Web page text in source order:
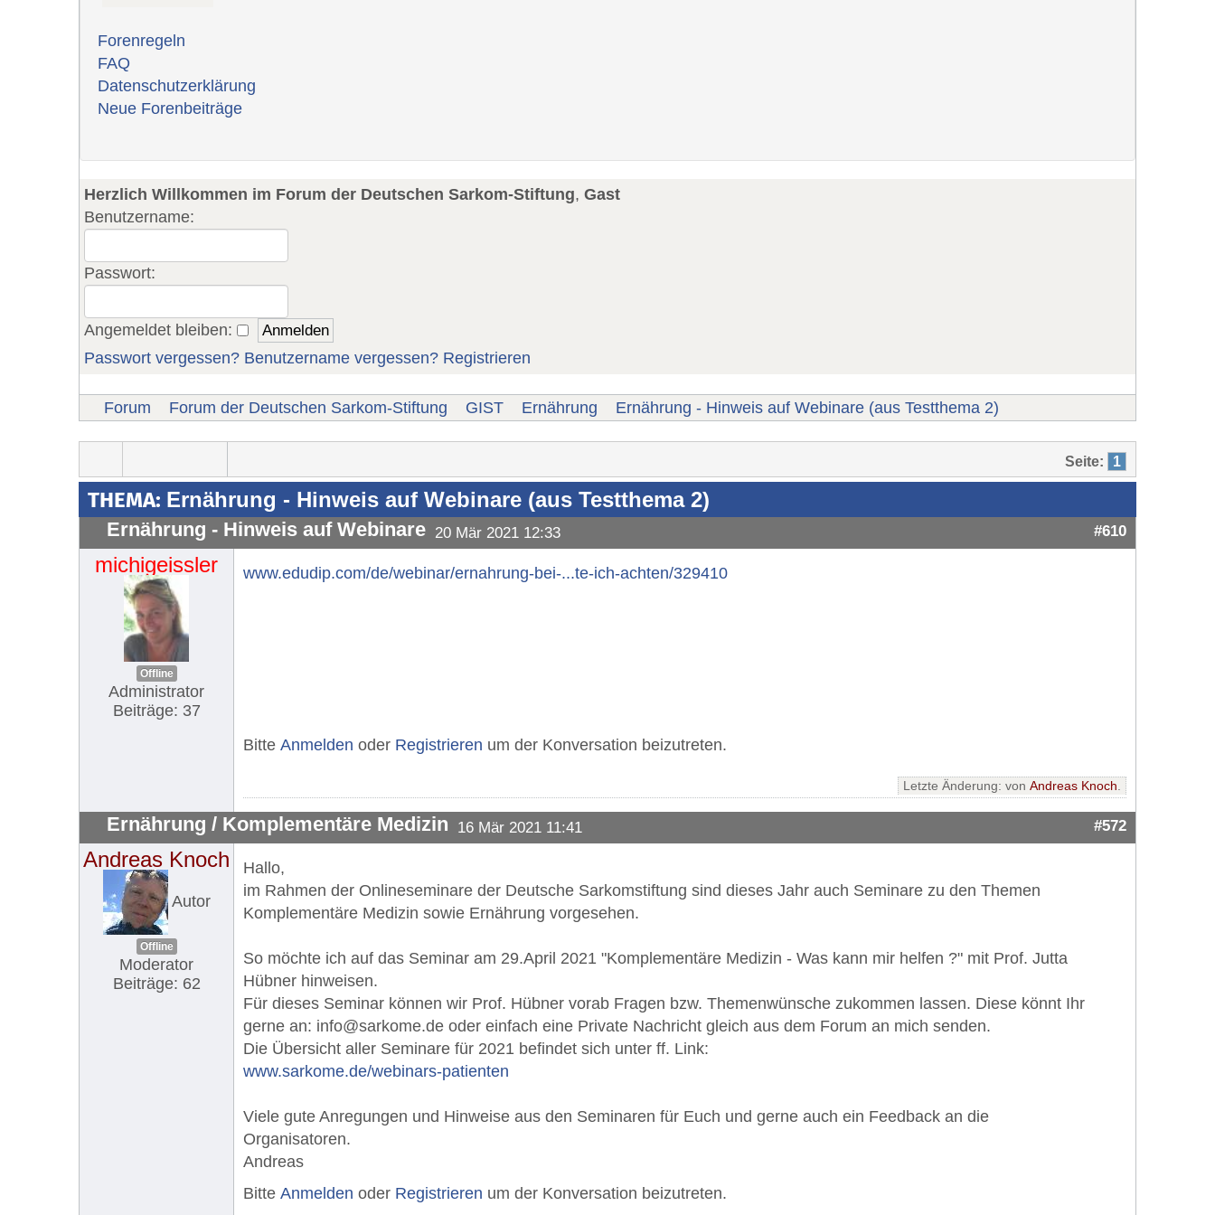
Forenregeln
FAQ
Datenschutzerklärung
Neue Forenbeiträge
Herzlich Willkommen im Forum der Deutschen Sarkom-Stiftung, Gast
Benutzername:
Passwort:
Angemeldet bleiben:
Passwort vergessen? Benutzername vergessen? Registrieren
Forum Forum der Deutschen Sarkom-Stiftung GIST Ernährung Ernährung - Hinweis auf Webinare (aus Testthema 2)
Seite: 1
THEMA: Ernährung - Hinweis auf Webinare (aus Testthema 2)
Ernährung - Hinweis auf Webinare 20 Mär 2021 12:33 #610
michigeissler
Offline
Administrator
Beiträge: 37
www.edudip.com/de/webinar/ernahrung-bei-...te-ich-achten/329410
Bitte Anmelden oder Registrieren um der Konversation beizutreten.
Letzte Änderung: von Andreas Knoch
Ernährung / Komplementäre Medizin 16 Mär 2021 11:41 #572
Andreas Knoch
Autor
Offline
Moderator
Beiträge: 62
Hallo,
im Rahmen der Onlineseminare der Deutsche Sarkomstiftung sind dieses Jahr auch Seminare zu den Themen
Komplementäre Medizin sowie Ernährung vorgesehen.
So möchte ich auf das Seminar am 29.April 2021 "Komplementäre Medizin - Was kann mir helfen ?" mit Prof. Jutta
Hübner hinweisen.
Für dieses Seminar können wir Prof. Hübner vorab Fragen bzw. Themenwünsche zukommen lassen. Diese könnt Ihr
gerne an: info@sarkome.de oder einfach eine Private Nachricht gleich aus dem Forum an mich senden.
Die Übersicht aller Seminare für 2021 befindet sich unter ff. Link:
www.sarkome.de/webinars-patienten
Viele gute Anregungen und Hinweise aus den Seminaren für Euch und gerne auch ein Feedback an die
Organisatoren.
Andreas
Bitte Anmelden oder Registrieren um der Konversation beizutreten.